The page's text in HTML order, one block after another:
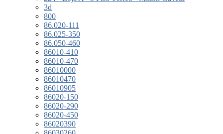
3d
800
86.020-111
86.025-350
86.050-460
86010-410
86010-470
86010000
86010470
86010905
86020-150
86020-290
86020-450
86020390